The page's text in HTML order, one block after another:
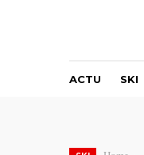
ACTU SKI